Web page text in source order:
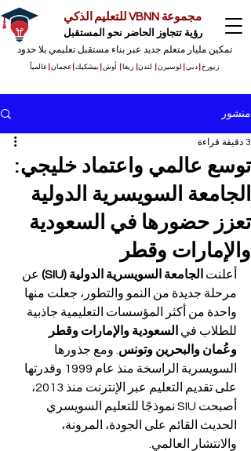
مجموعة VBNN للتعليم الذكي
رؤية تتجاوز الحاضر نحو المستقبل
تمكين مليار متعلم جديد عبر بناء مستقبل تعليمي بلا حدود
زيورخ دبي لوسيرن لندن ريغا أوش بيشكيك عجمان |عالمياً
منشور
توسع عالمي واعتماد خليجي:
الجامعة السويسرية الدولية
تعزز حضورها في السعودية
والإمارات وقطر
3 دقيقة قراءة
أعلنت الجامعة السويسرية الدولية (SIU)
عن
مرحلة جديدة من النمو والتطور، جعلت منها
واحدة من أكثر المؤسسات التعليمية جاذبية
للطلاب في السعودية والإمارات وقطر
وعُمان والبحرين وتونس . ومع جذورها
السويسرية الراسخة منذ عام 1999 وقدرتها
على تقديم التعليم عبر الإنترنت منذ 2013،
أصبحت SIU نموذجًا للتعليم السويسري
الحديث القائم على الجودة، المرونة،
والانتشار العالمي.